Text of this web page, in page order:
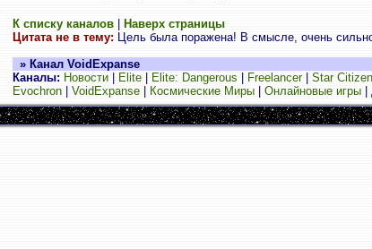
К списку каналов|
Наверх страницы
Цитата не в тему:Цель была поражена! В смысле, очень
» Канал VoidExpanse
Каналы: Новости| Elite| Elite: Dangerous Freelancer| Star Citizen
Evochron| VoidExpanse| Космические Миры| Онлайновые игры|